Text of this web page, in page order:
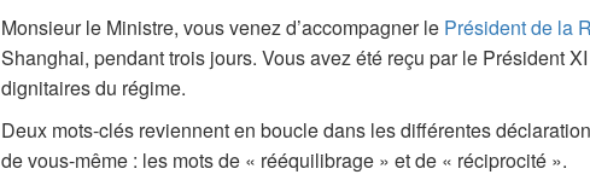
Monsieur le Ministre, vous venez d’accompagner le Président de la
Shanghai, pendant trois jours. Vous avez été reçu par le Président
dignitaires du régime.
Deux mots-clés reviennent en boucle dans les différentes
de vous-même : les mots de « rééquilibrage » et de « réciprocité ».